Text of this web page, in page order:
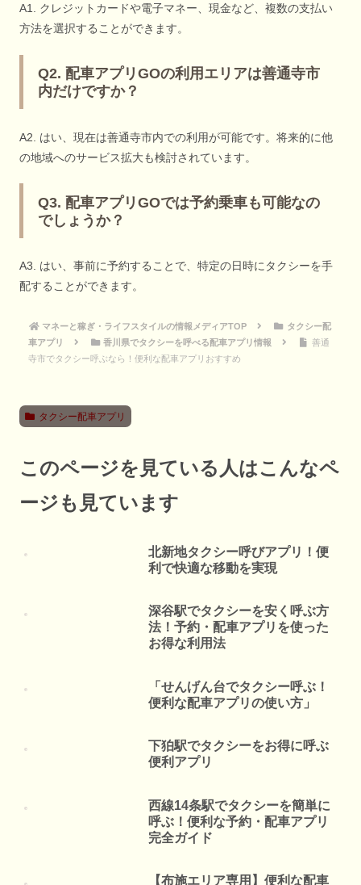
A1. クレジットカードや電子マネー、現金など、複数の支払い
方法を選択することができます。
Q2. 配車アプリGOの利用エリアは善通寺市
内だけですか？
A2. はい、現在は善通寺市内での利用が可能です。将来的に他
の地域へのサービス拡大も検討されています。
Q3. 配車アプリGOでは予約乗車も可能なの
でしょうか？
A3. はい、事前に予約することで、特定の日時にタクシーを手
配することができます。
マネーと稼ぎ・ライフスタイルの情報メディアTOP
タクシー配
車アプリ
香川県でタクシーを呼べる配車アプリ情報
善通
寺市でタクシー呼ぶなら！便利な配車アプリおすすめ
タクシー配車アプリ
このページを見ている人はこんなペ
ージも見ています
北新地タクシー呼びアプリ！便
利で快適な移動を実現
深谷駅でタクシーを安く呼ぶ方
法！予約・配車アプリを使った
お得な利用法
「せんげん台でタクシー呼ぶ！
便利な配車アプリの使い方」
下狛駅でタクシーをお得に呼ぶ
便利アプリ
西線14条駅でタクシーを簡単に
呼ぶ！便利な予約・配車アプリ
完全ガイド
【布施エリア専用】便利な配車